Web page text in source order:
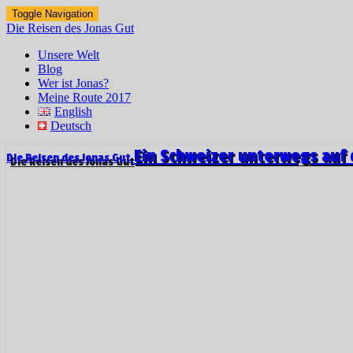
Toggle Navigation
Die Reisen des Jonas Gut
Unsere Welt
Blog
Wer ist Jonas?
Meine Route 2017
English
Deutsch
Die Reisen des Jonas Gut Ein Schweizer unterwegs auf